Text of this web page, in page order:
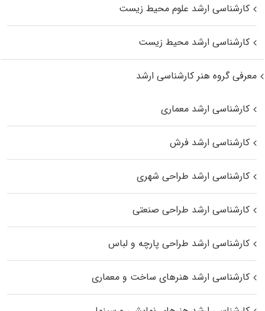
کارشناسی ارشد علوم محیط‌ زیست
کارشناسی ارشد محیط زیست
معرفی گروه هنر کارشناسی ارشد
کارشناسی ارشد معماری
کارشناسی ارشد فرش
کارشناسی ارشد طراحی شهری
کارشناسی ارشد طراحی صنعتی
کارشناسی ارشد طراحی پارچه و لباس
کارشناسی ارشد هنرهای ساخت و معماری